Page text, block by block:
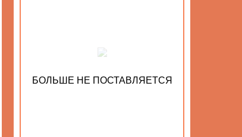
БОЛЬШЕ НЕ ПОСТАВЛЯЕТСЯ